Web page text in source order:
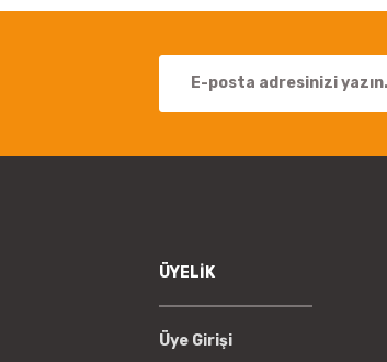
ÜYELİK
Üye Girişi